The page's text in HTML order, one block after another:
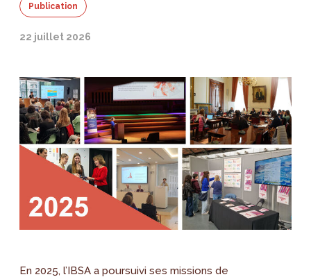
Publication
22 juillet 2026
En 2025, l’IBSA a poursuivi ses missions de